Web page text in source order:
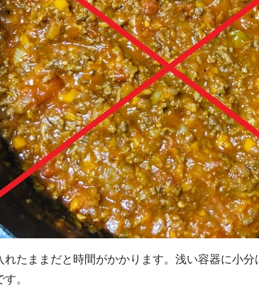
れたままだと時間がかかります。浅い容器に小
。